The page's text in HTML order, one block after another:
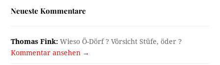
Neueste Kommentare
Thomas Fink: Wieso Ö-Dörf ? Vörsicht Stüfe, öder ?
Kommentar ansehen →